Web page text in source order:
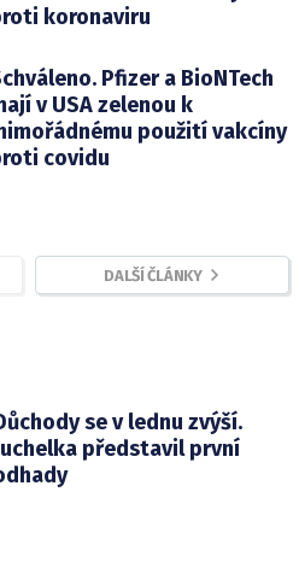
koronaviru
Pfizer a BioNTech
v USA zelenou k
použití vakcíny
covidu
DALŠÍ ČLÁNKY
se v lednu zvýší.
představil první